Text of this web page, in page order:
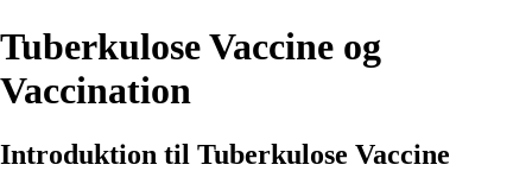
Tuberkulose Vaccine og
Vaccination
Introduktion til Tuberkulose Vaccine